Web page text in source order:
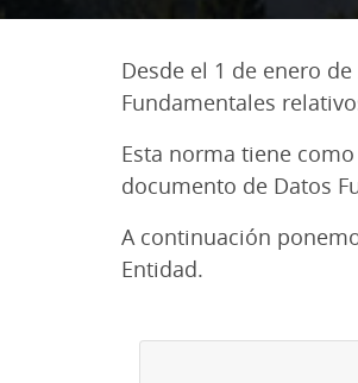
Desde el 1 de enero
Fundamentales
Esta norma tiene
documento de Datos
A continuación
Entidad.